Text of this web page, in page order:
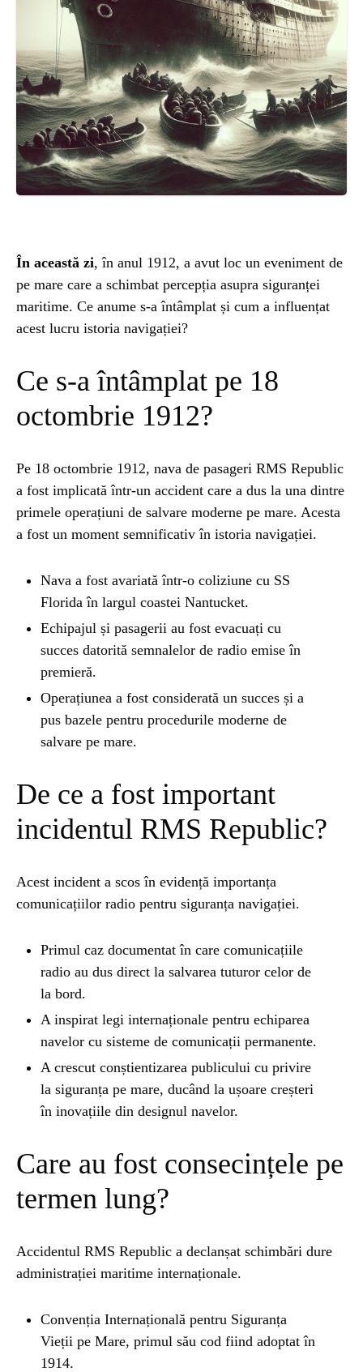
În această zi, în anul 1912, a avut loc un eveniment de
pe mare care a schimbat percepția asupra siguranței
maritime. Ce anume s-a întâmplat și cum a influențat
acest lucru istoria navigației?
Ce s-a întâmplat pe 18
octombrie 1912?
Pe 18 octombrie 1912, nava de pasageri RMS Republic
a fost implicată într-un accident care a dus la una dintre
primele operațiuni de salvare moderne pe mare. Acesta
a fost un moment semnificativ în istoria navigației.
Nava a fost avariată într-o coliziune cu SS
Florida în largul coastei Nantucket.
Echipajul și pasagerii au fost evacuați cu
succes datorită semnalelor de radio emise în
premieră.
Operațiunea a fost considerată un succes și a
pus bazele pentru procedurile moderne de
salvare pe mare.
De ce a fost important
incidentul RMS Republic?
Acest incident a scos în evidență importanța
comunicațiilor radio pentru siguranța navigației.
Primul caz documentat în care comunicațiile
radio au dus direct la salvarea tuturor celor de
la bord.
A inspirat legi internaționale pentru echiparea
navelor cu sisteme de comunicații permanente.
A crescut conștientizarea publicului cu privire
la siguranța pe mare, ducând la ușoare creșteri
în inovațiile din designul navelor.
Care au fost consecințele pe
termen lung?
Accidentul RMS Republic a declanșat schimbări dure
administrației maritime internaționale.
Convenția Internațională pentru Siguranța
Vieții pe Mare, primul său cod fiind adoptat în
1914.
NATURĂ
STIRI
ȘTIINȚA
ANIMALE
INSTALEAZ
APLICATIA
POPULAR
NATURĂ 1 year ago
Barajul Trei Defileuri a Încetinit Rotația
2 years ago
Seriale turcesti:Top 5 cele mai bune seriale
BLOG 2 years ago
Espressor paduri Senseo blocat?Afla cum îl
poti debloca
1 year ago
Ai simțit vreodată deja-vu? Află de ce se
întâmplă